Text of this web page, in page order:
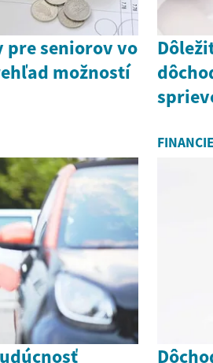
pre seniorov vo
možností
FINANCIE